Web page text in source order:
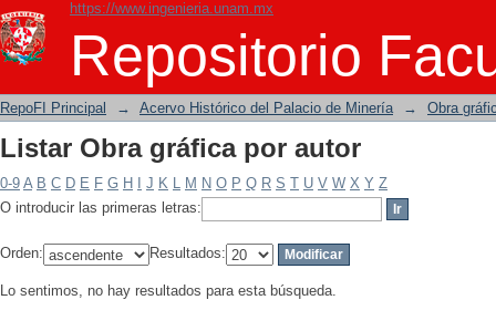
https://www.ingenieria.unam.mx
Repositorio
Listar Obra gráfica por autor
RepoFI Principal → Acervo Histórico del Palacio de Minería → Obra
Listar Obra gráfica por autor
0-9 A B C D E F G H J K L M N O P Q R S T U V W X Y Z
O introducir las primeras letras:
Orden: Resultados:
Lo sentimos, no hay resultados para esta búsqueda.